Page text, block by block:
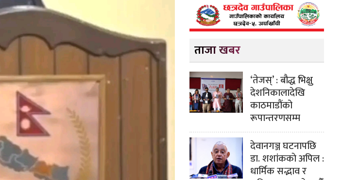
ताजा खबर
‘तेजस्’ : बौद्ध भिक्षु
देशनिकालादेखि
काठमाडौंको
रूपान्तरणसम्म
देवानगञ्ज घटनापछि
डा. शशांककाे अपिल :
धार्मिक सद्भाव र